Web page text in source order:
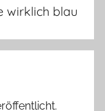
wirklich blau